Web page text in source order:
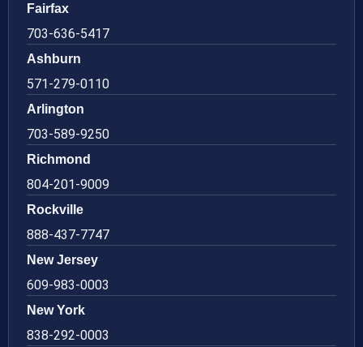
Fairfax
703-636-5417
Ashburn
571-279-0110
Arlington
703-589-9250
Richmond
804-201-9009
Rockville
888-437-7747
New Jersey
609-983-0003
New York
838-292-0003